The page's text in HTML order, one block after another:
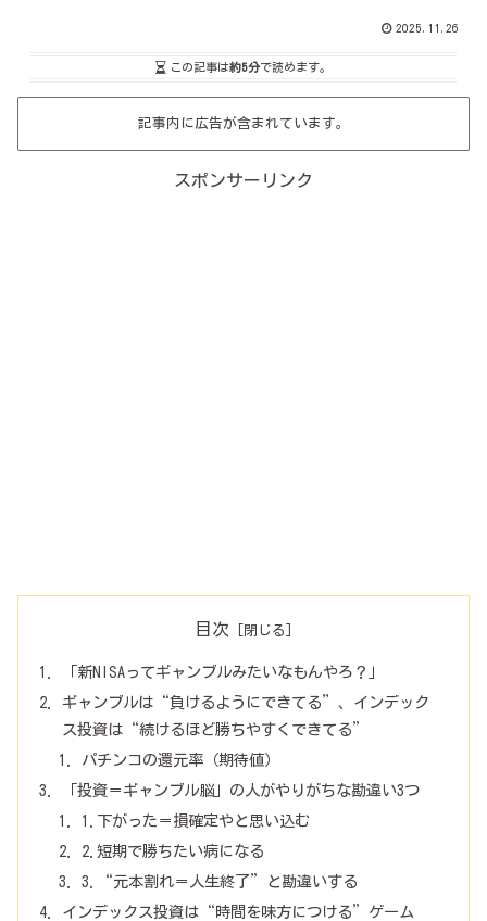
2025.11.26
この記事は約5分で読めます。
記事内に広告が含まれています。
スポンサーリンク
目次
「新NISAってギャンブルみたいなもんやろ？」
ギャンブルは“負けるようにできてる”、インデック
ス投資は“続けるほど勝ちやすくできてる”
パチンコの還元率（期待値）
「投資＝ギャンブル脳」の人がやりがちな勘違い3つ
1.下がった＝損確定やと思い込む
2.短期で勝ちたい病になる
3.“元本割れ＝人生終了”と勘違いする
インデックス投資は“時間を味方につける”ゲーム